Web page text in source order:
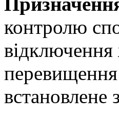
контролю
перевищення
встановлене